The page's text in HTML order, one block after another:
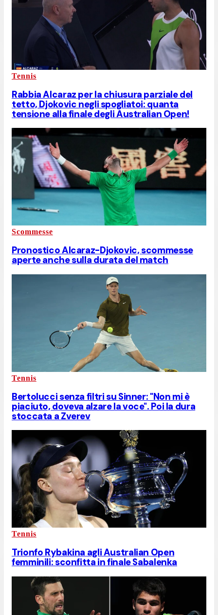
Tennis
Rabbia Alcaraz per la chiusura parziale del
tetto, Djokovic negli spogliatoi: quanta
tensione alla finale degli Australian Open!
Scommesse
Pronostico Alcaraz-Djokovic, scommesse
aperte anche sulla durata del match
Tennis
Bertolucci senza filtri su Sinner: "Non mi è
piaciuto, doveva alzare la voce". Poi la dura
stoccata a Zverev
Tennis
Trionfo Rybakina agli Australian Open
femminili: sconfitta in finale Sabalenka